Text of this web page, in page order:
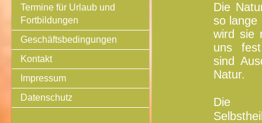
Termine für Urlaub und
Fortbildungen
Geschäftsbedingungen
Kontakt
Impressum
Datenschutz
Die
so lange
wird sie
uns
sind
Natur.
Die